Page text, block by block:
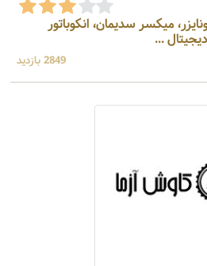
میکسر سدیمان، انکوباتور
...
2849 بازدید